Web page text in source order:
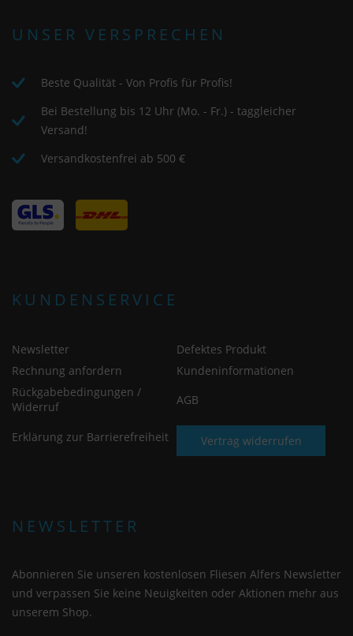
UNSER VERSPRECHEN
Beste Qualität - Von Profis für Profis!
Bei Bestellung bis 12 Uhr (Mo. - Fr.) - taggleicher
Versand!
Versandkostenfrei ab 500 €
KUNDENSERVICE
Newsletter
Defektes Produkt
Rechnung anfordern
Kundeninformationen
Rückgabebedingungen /
Widerruf
AGB
Erklärung zur Barrierefreiheit Vertrag widerrufen
NEWSLETTER
Abonnieren Sie unseren kostenlosen Fliesen Alfers Newsletter
und verpassen Sie keine Neuigkeiten oder Aktionen mehr aus
unserem Shop.